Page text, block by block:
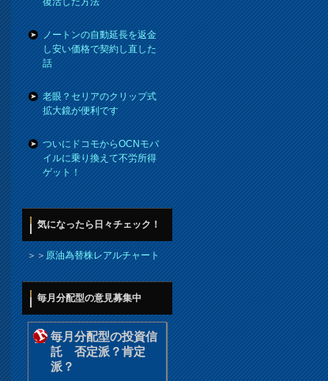
ノートンの自動延長を返金
し安い価格で契約し直した
話
老眼？セリアのクリップ式
拡大鏡が便利です
ついにドコモからOCNモバ
イルに乗り換えて不労所得
ゲット！
気になったら日々チェック！
＞＞原油為替株レアルチャート
毎月分配型の意見募集中
毎月分配型の投資信
託 否定派？肯定
派？